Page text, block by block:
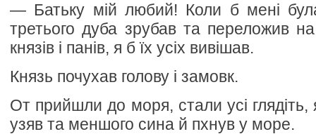
— Батьку мій любий! Коли б мені
третього дуба зрубав та переложив
князів і панів, я б їх усіх вивішав.
Князь почухав голову і замовк.
От прийшли до моря, стали усі глядіть,
узяв та меншого сина й пхнув у море.